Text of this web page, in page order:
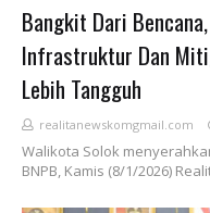
Bangkit Dari
Infrastruktur Dan
Lebih Tangguh
realitanewskomgmail.com
Walikota Solok
BNPB, Kamis (8/1/2026)